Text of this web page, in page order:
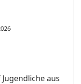
aus